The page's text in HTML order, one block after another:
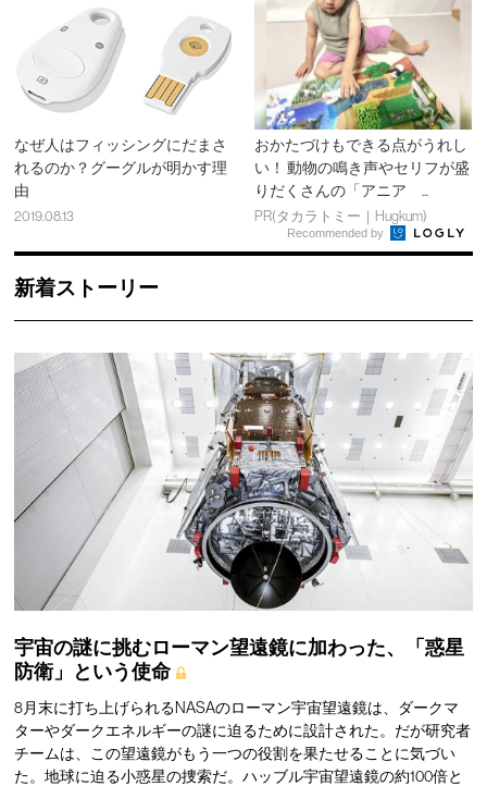
なぜ人はフィッシングにだまさ
れるのか？グーグルが明かす理
由
2019.08.13
おかたづけもできる点がうれし
い！ 動物の鳴き声やセリフが盛
りだくさんの「アニア ...
PR(タカラトミー｜Hugkum)
Recommended by
新着ストーリー
宇宙の謎に挑むローマン望遠鏡に加わった、「惑星
防衛」という使命
8月末に打ち上げられるNASAのローマン宇宙望遠鏡は、ダークマ
ターやダークエネルギーの謎に迫るために設計された。だが研究者
チームは、この望遠鏡がもう一つの役割を果たせることに気づい
た。地球に迫る小惑星の捜索だ。ハッブル宇宙望遠鏡の約100倍と